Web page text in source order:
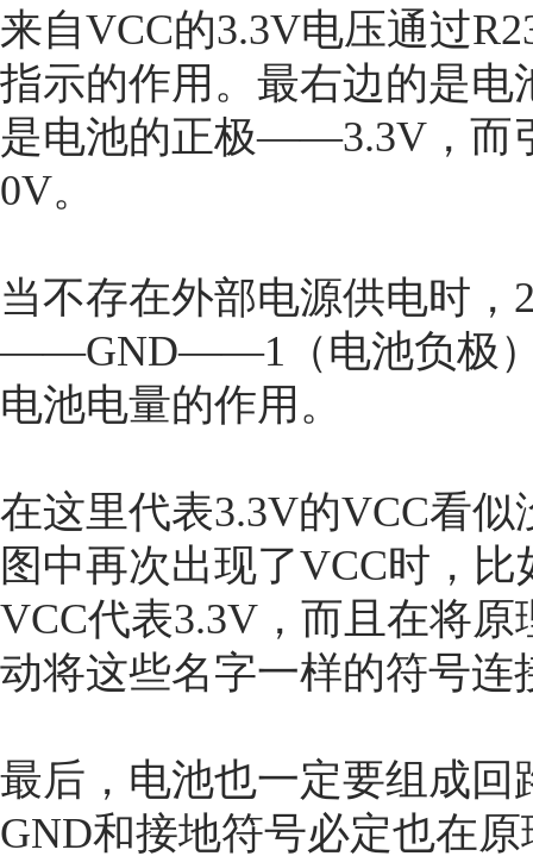
来自VCC的3.3V电压通过
指示的作用。最右边的是
是电池的正极——3.3V，
0V。
当不存在外部电源供电时
——GND——1（电池负极）
电池电量的作用。
在这里代表3.3V的VCC看
图中再次出现了VCC时，
VCC代表3.3V，而且在将
动将这些名字一样的符号连
最后，电池也一定要组成
GND和接地符号必定也在